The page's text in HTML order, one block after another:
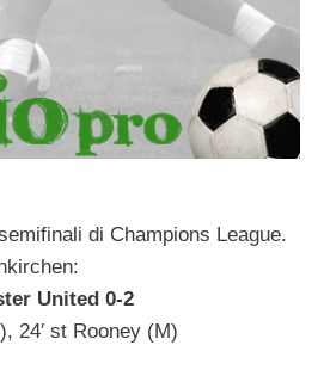
di Champions League.
United 0-2
24′ st Rooney (M)